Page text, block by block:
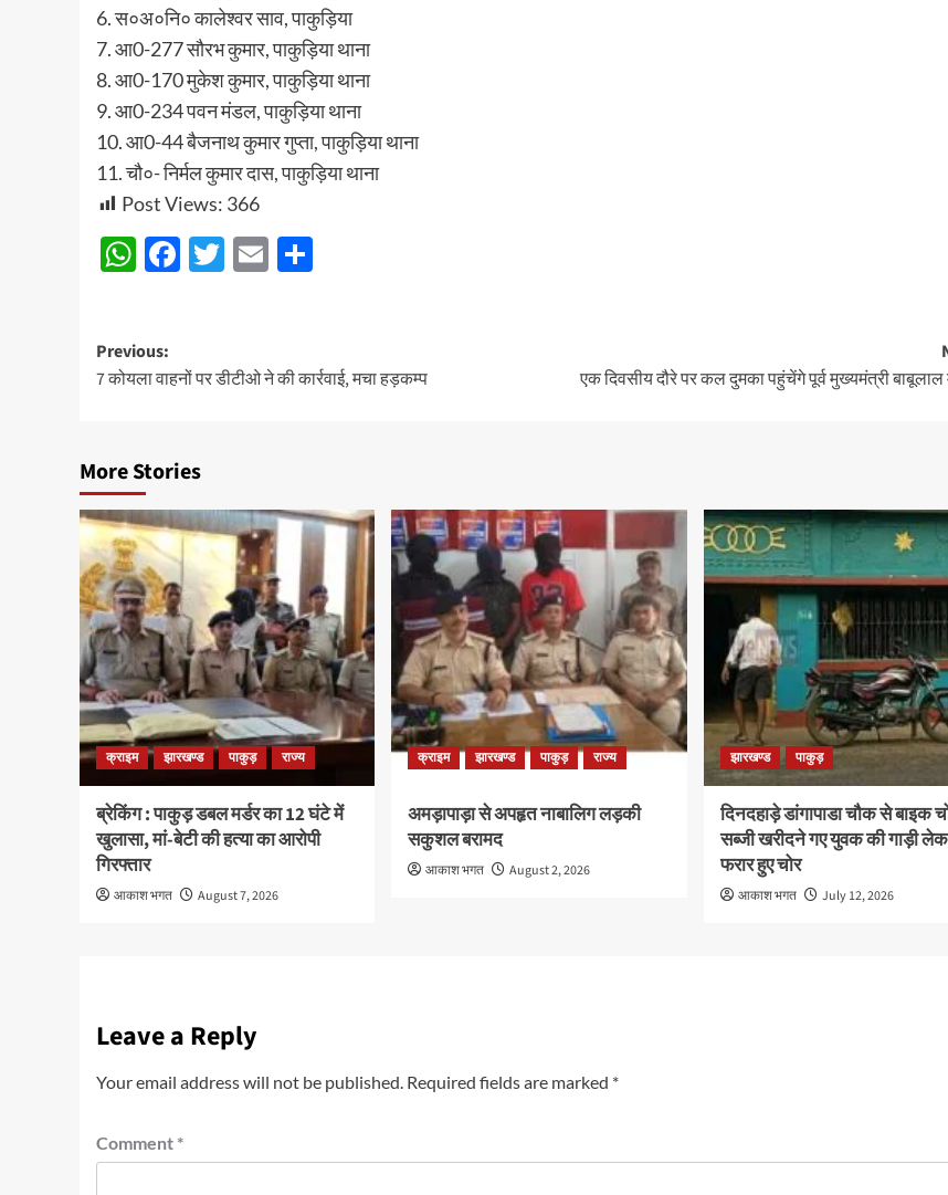
6. स०अ०नि० कालेश्वर साव, पाकुड़िया
7. आ0-277 सौरभ कुमार, पाकुड़िया थाना
8. आ0-170 मुकेश कुमार, पाकुड़िया थाना
9. आ0-234 पवन मंडल, पाकुड़िया थाना
10. आ0-44 बैजनाथ कुमार गुप्ता, पाकुड़िया थाना
11. चौ०- निर्मल कुमार दास, पाकुड़िया थाना
Post Views: 366
WhatsApp
Facebook
Twitter
Email
Post
navigation
Previous:
7 कोयला वाहनों पर डीटीओ ने की कार्रवाई, मचा हड़कम्प
एक दिवसीय दौरे पर कल दुमका पहुंचेंगे पूर्व मुख्यमंत्री बाबूलाल
More Stories
क्राइम झारखण्ड पाकुड़ राज्य
ब्रेकिंग : पाकुड़ डबल मर्डर का 12 घंटे में
खुलासा, मां-बेटी की हत्या का आरोपी
गिरफ्तार
आकाश भगत August 7, 2026
क्राइम झारखण्ड पाकुड़ राज्य
अमड़ापाड़ा से अपहृत नाबालिग लड़की
सकुशल बरामद
आकाश भगत August 2, 2026
झारखण्ड पाकुड़
दिनदहाड़े डांगापाडा चौक से बाइक
सब्जी खरीदने गए युवक की गाड़ी
फरार हुए चोर
आकाश भगत July 12, 2026
Leave a Reply
Your email address will not be published. Required fields are marked *
Comment *